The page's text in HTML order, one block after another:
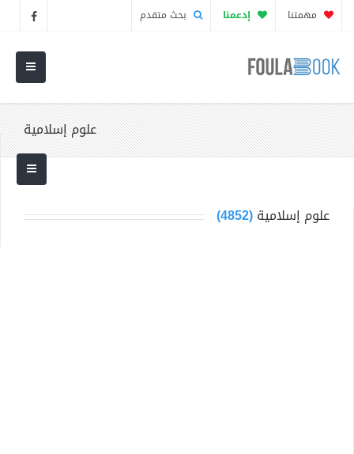
مهمتنا إدعمنا بحث متقدم
علوم إسلامية
علوم إسلامية(4852)